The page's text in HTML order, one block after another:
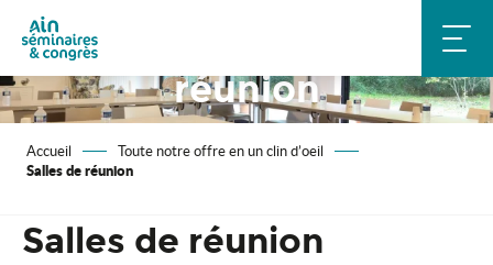
contenu
principal
Location de salle de
réunion
Accueil Toute notre offre en un clin d’oeil
Salles de réunion
Salles de réunion